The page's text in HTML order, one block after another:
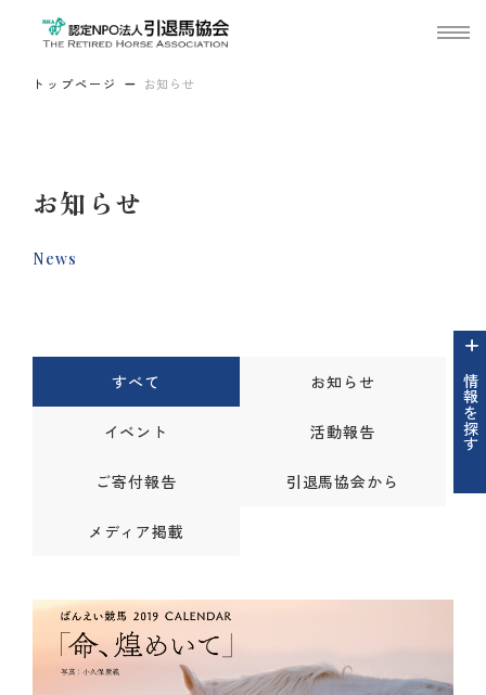
トップページ お知らせ
お知らせ
News
情報を探す
すべて お知らせ
イベント 活動報告
ご寄付報告 引退馬協会から
メディア掲載